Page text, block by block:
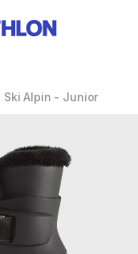
Ski Alpin - Junior